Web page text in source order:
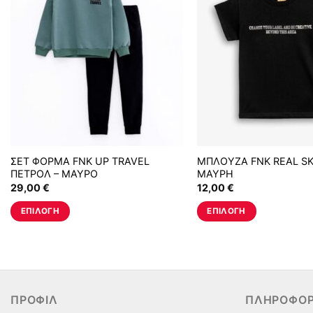
ΣΕΤ ΦΟΡΜΑ FNK UP TRAVEL
ΠΕΤΡΟΛ – ΜΑΥΡΟ
29,00€
ΕΠΙΛΟΓΉ
πολλαπλές
ΜΠΛΟΥΖΑ FNK REAL
ΜΑΥΡΗ
12,00€
ΕΠΙΛΟΓΉ
πολλαπλές
ΠΡΟΦΊΛ